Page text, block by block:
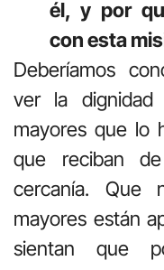
él, y por
con esta
Deberíamos
ver la
mayores que lo
que reciban
cercanía. Que
mayores están
sientan que